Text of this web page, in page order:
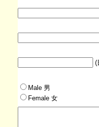
(
Male 男
Female 女